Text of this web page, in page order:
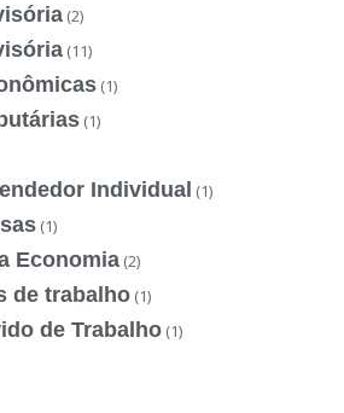
(2)
(11)
(1)
(1)
Individual (1)
(1)
Economia (2)
de trabalho (1)
de Trabalho (1)